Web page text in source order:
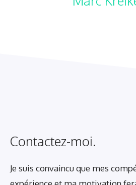
Contactez-moi.
Je suis convaincu que mes